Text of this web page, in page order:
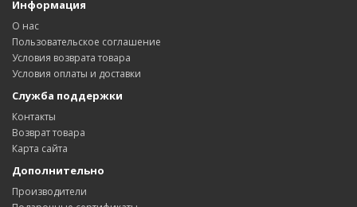
Информация
О нас
Пользовательское соглашение
Условия возврата товара
Условия оплаты и доставки
Служба поддержки
Контакты
Возврат товара
Карта сайта
Дополнительно
Производители